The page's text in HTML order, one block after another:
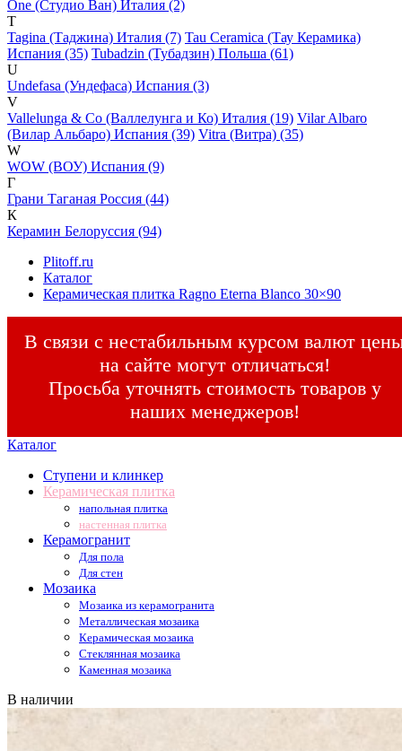
One (Студио Ван) Италия (2)
T
Tagina (Таджина) Италия (7) Tau Ceramica (Тау Керамика)
Испания (35) Tubadzin (Тубадзин) Польша (61)
U
Undefasa (Ундефаса) Испания (3)
V
Vallelunga & Co (Валлелунга и Ко) Италия (19) Vilar Albaro
(Вилар Альбаро) Испания (39) Vitra (Витра) (35)
W
WOW (ВОУ) Испания (9)
Г
Грани Таганая Россия (44)
К
Керамин Белоруссия (94)
Plitoff.ru
Каталог
Керамическая плитка Ragno Eterna Blanco 30×90
В связи с нестабильным курсом валют
на сайте могут отличаться!
Просьба уточнять стоимость товаров у
наших менеджеров!
Каталог
Ступени и клинкер
Керамическая плитка
напольная плитка
настенная плитка
Керамогранит
Для пола
Для стен
Мозаика
Мозаика из керамогранита
Металлическая мозаика
Керамическая мозаика
Стеклянная мозаика
Каменная мозаика
В наличии